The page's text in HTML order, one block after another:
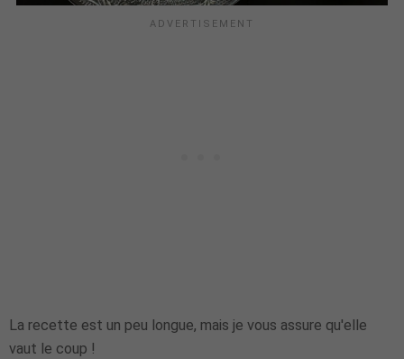
La recette est un peu longue, mais je vous assure qu'elle
vaut le coup !